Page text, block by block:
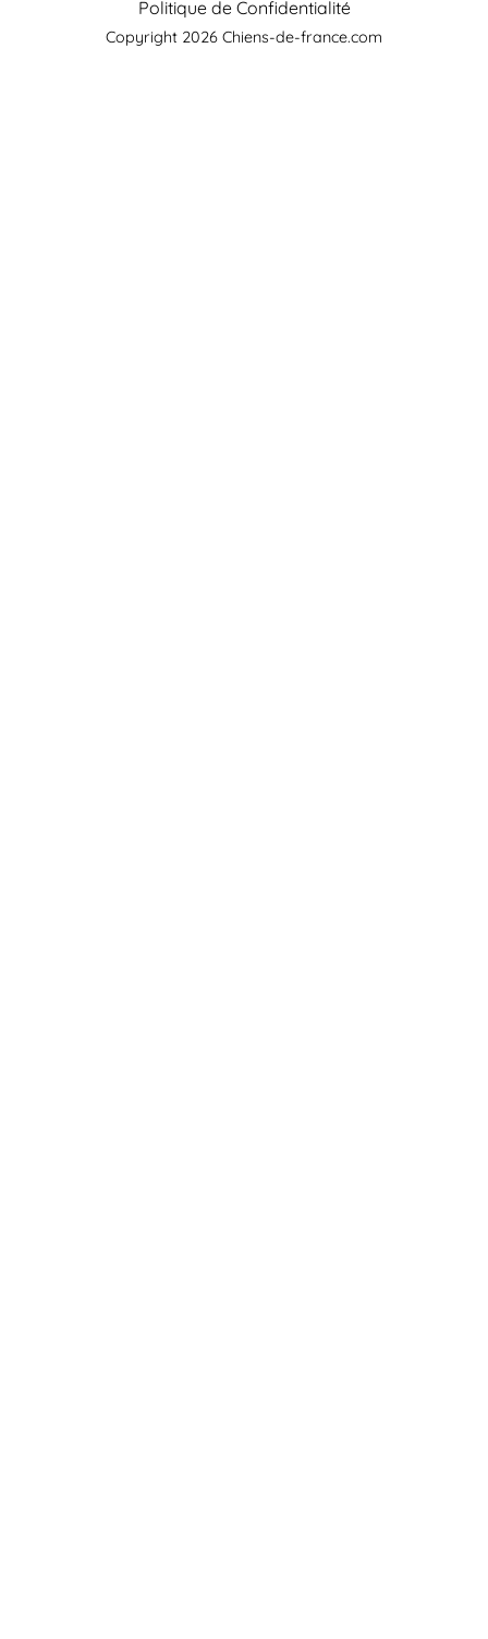
Politique de Confidentialité
Copyright 2026 Chiens-de-france.com